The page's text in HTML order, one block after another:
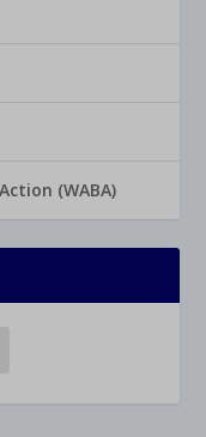
(WABA)